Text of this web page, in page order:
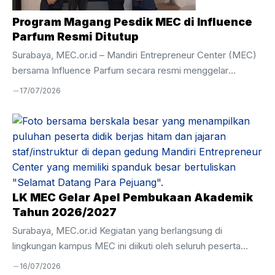
Program Magang Pesdik MEC di Influence
Parfum Resmi Ditutup
Surabaya, MEC.or.id – Mandiri Entrepreneur Center (MEC)
bersama Influence Parfum secara resmi menggelar
Penutupan Magang Influence Parfum pada Selasa, 7 Juli
magang yang telah berlangsung selama tiga bulan, yakni
mulai 7 April hingga 7 Juli 2026. Acara penutupan dihadiri
oleh perwakilan Influence Parfum, Bapak Zulfi, serta Wakil
Kepala Kesiswaan Mandiri Entrepreneur Center, Ustadz
Hamim. Momen ini sekaligus menjadi ajang evaluasi atas
pelaksanaan magang serta pemenuhan hasil perkembangan
peserta didik selama menjalani pembelajaran langsung ...
17/07/2026
LK MEC Gelar Apel Pembukaan Akademik
Tahun 2026/2027
Surabaya, MEC.or.id Kegiatan yang berlangsung di
lingkungan kampus MEC ini diikuti oleh seluruh peserta
didik, tenaga pendidik, serta jajaran manajemen dengan
16/07/2026